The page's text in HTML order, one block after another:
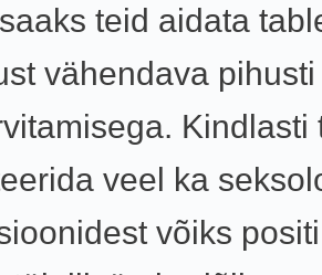
teid aidata
vähendava pihusti
Kindlasti
veel ka
võiks